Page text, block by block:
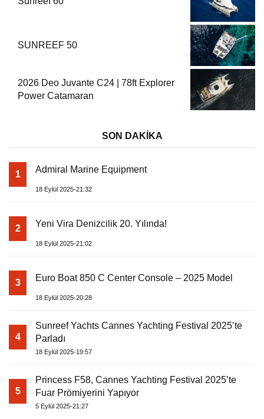
SUNREEF 50
2026 Deo Juvante C24 | 78ft Explorer
Power Catamaran
SON DAKİKA
1 Admiral Marine Equipment
18 Eylül 2025-21:32
2 Yeni Vira Denizcilik 20. Yılında!
18 Eylül 2025-21:02
3 Euro Boat 850 C Center Console – 2025 Model
18 Eylül 2025-20:28
4
Sunreef Yachts Cannes Yachting Festival 2025’te
Parladı
18 Eylül 2025-19:57
5
Princess F58, Cannes Yachting Festival 2025’te
Fuar Prömiyerini Yapıyor
5 Eylül 2025-21:27